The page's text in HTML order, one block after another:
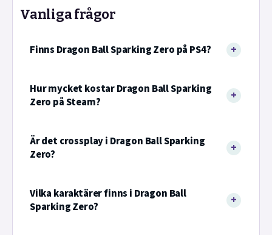
Vanliga frågor
Finns Dragon Ball Sparking Zero på PS4?
Hur mycket kostar Dragon Ball Sparking
Zero på Steam?
Är det crossplay i Dragon Ball Sparking
Zero?
Vilka karaktärer finns i Dragon Ball
Sparking Zero?